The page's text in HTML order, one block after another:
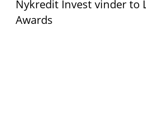
Nykredit Invest vinder to
Awards